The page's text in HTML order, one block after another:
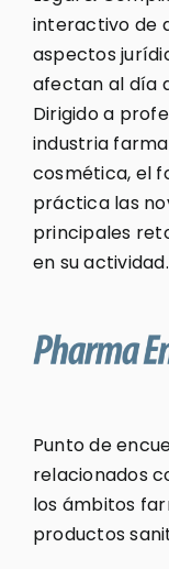
interactivo de
aspectos
afectan al día
Dirigido a
industria
cosmética, el
práctica las
principales
en su actividad.
Punto de
relacionados
los ámbitos
productos